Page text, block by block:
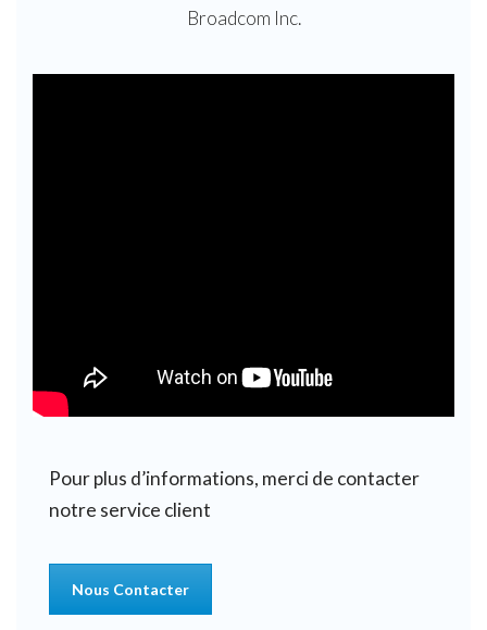
Broadcom Inc.
Pour plus d’informations, merci de contacter
notre service client
Nous Contacter